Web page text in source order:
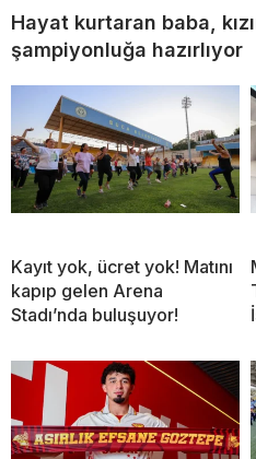
Hayat kurtaran baba,
şampiyonluğa hazırlıyor
Kayıt yok, ücret yok! Matını
kapıp gelen Arena
Stadı’nda buluşuyor!